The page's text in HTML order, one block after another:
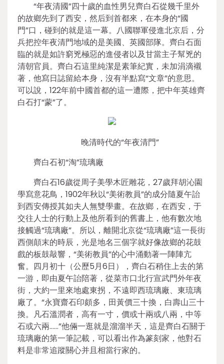
“年夜清國”四十歲的血性男兒齊白石從幾千里外
的故鄉先到了西安，然后到首都來，在本身的“國
門”口，碰到的就是這一幕。八國聯軍侵進北京后，分
兵把控年夜清門地域的是美國、英國部隊。齊白石面
臨的就是如許窮兇極惡的進侵者以及甘當主子幫兇的
清朝官員。齊白石這里純潔是素筆紀實，未加涓滴襯
著，他寫日誌留給本身，沒有半點寫“文章”的意思。
可以說，122年前中國首都的這一遭際，把中年英雄齊
白石打“蒙”了。
晚清時代的“年夜清門”
齊白石初“淘”琉璃廠
齊白石16歲從周子美學木匠雕花，27歲拜胡沁園
學寫意花鳥，1902年秋以“美術教員”的成分隨夏午詒
到西安傳授其如夫人無雙學畫。在故鄉，在西安，于
交往人士的行動上及他所看到的舊書上，他有數次地
接觸過“琉璃廠”。所以，離開北京從“琉璃廠”這一長街
西側顛末的時辰，光是地名三個字就好像故鄉的花鼓
戲的板鼓敲響，“美術教員”的心中涌動著一陣陣亢
奮。四月初十（公歷5月6日），齊白石稍住上去的第
一游，即由夏午詒陪著，從菜市口北行宣武門外年夜
街，大約一里來地處東拐，不遠即西琉璃廠、東琉璃
廠了。“永寶齋石印頗多，田黃價三十換，白壽山三十
換。凡石溫潤者，高有一寸，價或十兩或八兩，中等
石或六兩……”他倆一逛就是溜溜半天，這是齊白石關于
琉璃廠的第一筆記載，可以看出作為篆刻家，他對石
料是非常追蹤關心并且相當行家的。